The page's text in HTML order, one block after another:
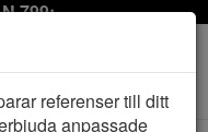
799:-
referenser till ditt
anpassade